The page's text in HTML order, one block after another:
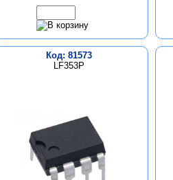
Код: 81573
LF353P